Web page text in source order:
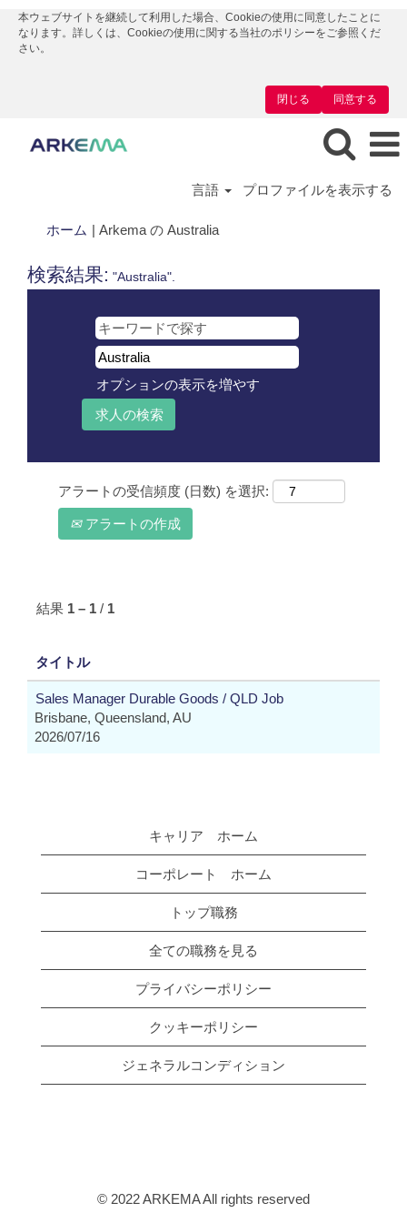
本ウェブサイトを継続して利用した場合、Cookieの使用に同意したことに
なります。詳しくは、Cookieの使用に関する当社のポリシーをご参照くだ
さい。
同意する
閉じる
言語 プロファイルを表示する
ホーム | Arkema の Australia(現
ペ
検索結果: "Australia".
オプションの表示を増やす
アラートの受信頻度 (日数) を選択:
アラートの作成
結果 1 – 1 / 1
タイトル
Sales Manager Durable Goods / QLD Job
Brisbane, Queensland, AU
2026/07/16
キャリア ホーム
コーポレート ホーム
トップ職務
全ての職務を見る
プライバシーポリシー
クッキーポリシー
ジェネラルコンディション
© 2022 ARKEMA All rights reserved